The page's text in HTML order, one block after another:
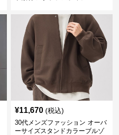
¥11,670 (税込)
30代メンズファッション オーバ
ーサイズスタンドカラーブルゾ